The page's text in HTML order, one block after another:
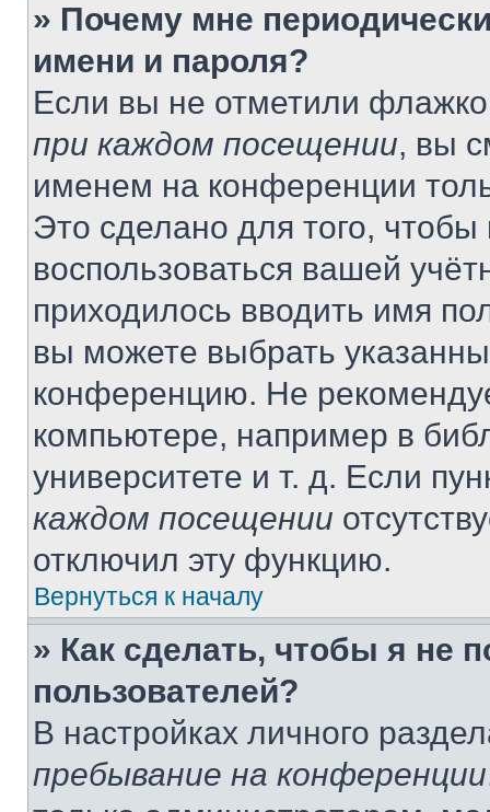
» Почему мне
имени и пароля?
Если вы не отметили
при каждом посещении, вы
именем на конференции
Это сделано для того, чтобы
воспользоваться вашей
приходилось вводить имя
вы можете выбрать
конференцию. Не
компьютере, например в
университете и т. д. Если
каждом посещении
отключил эту функцию.
Вернуться к началу
» Как сделать, чтобы я не
пользователей?
В настройках личного
пребывание на конференции